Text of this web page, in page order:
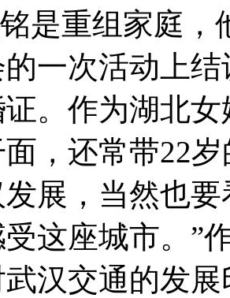
重组家庭，
一次活动上
。作为湖北
，还常带22
展，当然也
这座城市。”
汉交通的发